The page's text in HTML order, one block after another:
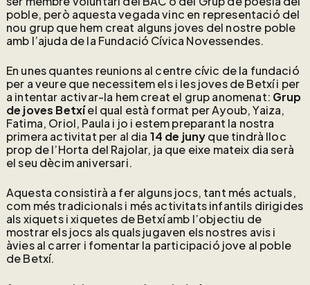
poble, però aquesta vegada vinc en representació del
nou grup que hem creat alguns joves del nostre poble
amb l’ajuda de la Fundació Cívica Novessendes.
En unes quantes reunions al centre cívic de la fundació
per a veure que necessitem els i les joves de Betxí i per
a intentar activar-la hem creat el grup anomenat: Grup
de joves Betxíel qual està format per Ayoub, Yaiza,
Fatima, Oriol, Paula i jo i estem preparant la nostra
primera activitat per al dia 14 de junyque tindrà lloc
prop de l’Horta del Rajolar, ja que eixe mateix dia serà
el seu dècim aniversari.
Aquesta consistirà a fer alguns jocs, tant més actuals,
com més tradicionals i més activitats infantils dirigides
als xiquets i xiquetes de Betxí amb l’objectiu de
mostrar els jocs als quals jugaven els nostres avis i
àvies al carrer i fomentar la participació jove al poble
de Betxí.